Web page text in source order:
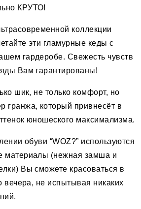
КРУТО!
коллекции
эти гламурные кеды с
гардеробе. Свежесть чувств
Вам гарантированы!
шик, не только комфорт, но
который привнесёт в
юношеского максимализма.
обуви “WOZ?” используются
материалы (нежная замша и
Вы сможете красоваться в
вечера, не испытывая никаких